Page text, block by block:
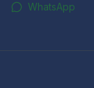
WhatsApp